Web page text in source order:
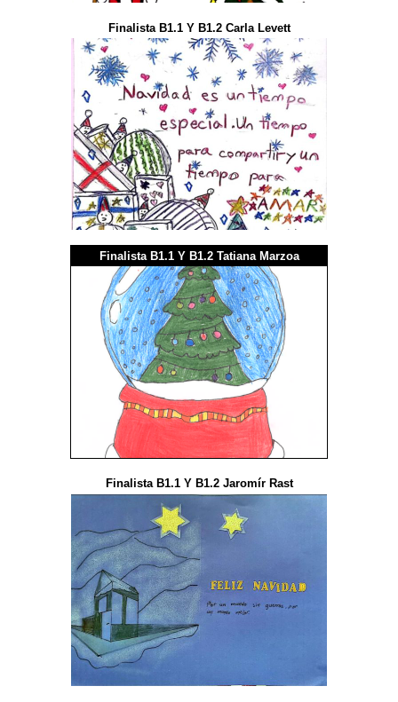
Finalista B1.1 Y B1.2 Carla Levett
Finalista B1.1 Y B1.2 Tatiana Marzoa
Finalista B1.1 Y B1.2 Jaromír Rast